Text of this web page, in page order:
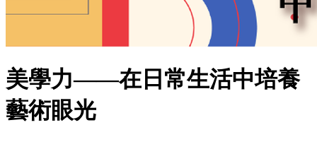
美學力——在日常生活中培養
藝術眼光